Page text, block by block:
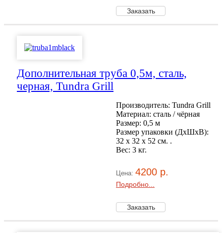
Дополнительная труба 0,5м, сталь,
черная, Tundra Grill
Производитель: Tundra Grill
Материал: сталь / чёрная
Размер: 0,5 м
Размер упаковки (ДхШхВ):
32 х 32 x 52 см. .
Вес: 3 кг.
Цена: 4200 р.
Подробно...